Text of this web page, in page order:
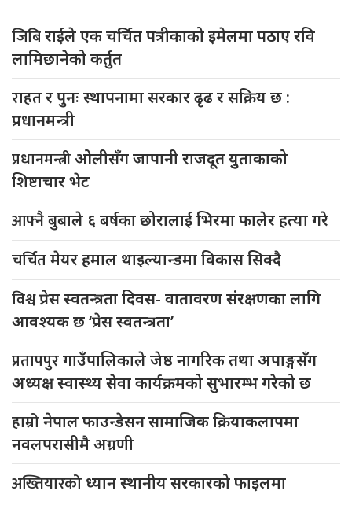
जिबिराईले एक चर्चित पत्रीकाको इमेलमा पठाए रवि
लामिछानेको कर्तुत
राहतर पुनः स्थापनामा सरकार ढृढ र सक्रिय छ :
प्रधानमन्त्री
प्रधानमन्त्रीओलीसँग जापानी राजदूत युुताकाको
शिष्टाचार भेट
आफ्नैबुबाले ६ बर्षका छोरालाई भिरमा फालेर हत्या गरे
चर्चितमेयर हमाल थाइल्यान्डमा विकास सिक्दै
विश्वप्रेस स्वतन्त्रता दिवस- वातावरण संरक्षणका लागि
आवश्यक छ ‘प्रेस स्वतन्त्रता’
प्रतापपुरगाउँपालिकाले जेष्ठ नागरिक तथा अपाङ्गसँग
अध्यक्ष स्वास्थ्य सेवा कार्यक्रमको सुभारम्भ गरेको छ
हाम्रोनेपाल फाउन्डेसन सामाजिक क्रियाकलापमा
नवलपरासीमै अग्रणी
अख्तियारको ध्यान स्थानीय सरकारको फाइलमा